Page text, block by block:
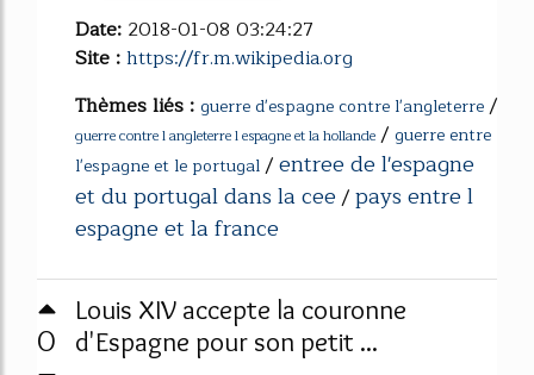
Date: 2018-01-08 03:24:27
Site :https://fr.m.wikipedia.org
Thèmes liés : guerre d'espagne contre l'angleterre/
guerre contre l angleterre l espagne et la hollande / guerre entre
l'espagne et le portugal/entree de l'espagne
et du portugal dans la cee/pays entre l
espagne et la france
0
Louis XIV accepte la couronne
d'Espagne pour son petit ...